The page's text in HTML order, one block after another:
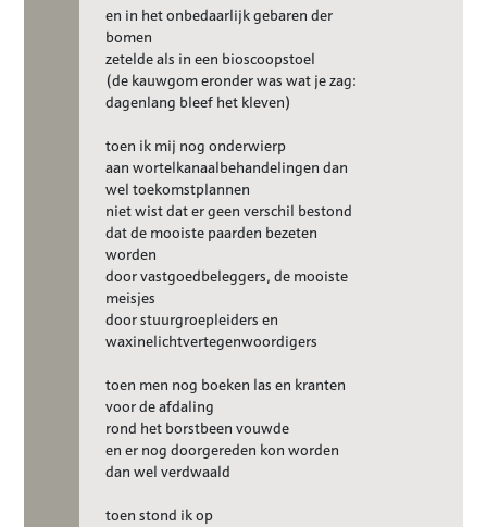
en in het onbedaarlijk gebaren der
bomen
zetelde als in een bioscoopstoel
(de kauwgom eronder was wat je zag:
dagenlang bleef het kleven)
toen ik mij nog onderwierp
aan wortelkanaalbehandelingen dan
wel toekomstplannen
niet wist dat er geen verschil bestond
dat de mooiste paarden bezeten
worden
door vastgoedbeleggers, de mooiste
meisjes
door stuurgroepleiders en
waxinelichtvertegenwoordigers
toen men nog boeken las en kranten
voor de afdaling
rond het borstbeen vouwde
en er nog doorgereden kon worden
dan wel verdwaald
toen stond ik op